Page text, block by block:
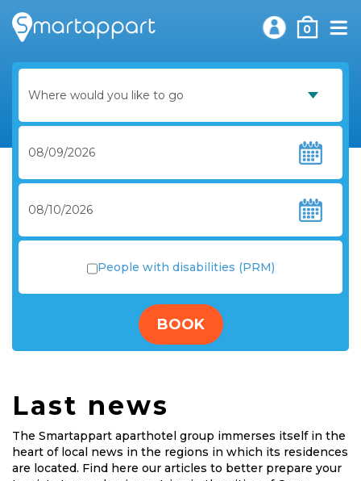
0
People with disabilities (PRM)
BOOK
Last news
The Smartappart aparthotel group immerses itself in the
heart of local news in the regions in which its residences
are located. Find here our articles to better prepare your